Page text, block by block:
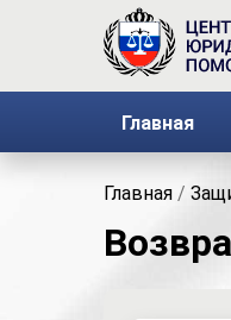
Главная
Главная /